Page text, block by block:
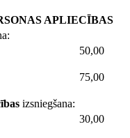
APLIECĪBAS
50,00
75,00
izsniegšana:
30,00